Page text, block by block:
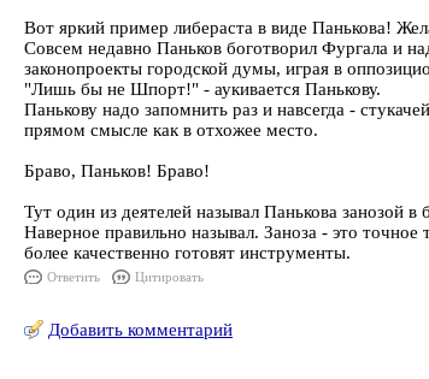
Вот яркий пример либераста в виде Панькова!
Совсем недавно Паньков боготворил Фургала и
законопроекты городской думы, играя в
"Лишь бы не Шпорт!" - аукивается Панькову.
Панькову надо запомнить раз и навсегда -
прямом смысле как в отхожее место.
Браво, Паньков! Браво!
Тут один из деятелей называл Панькова занозой в
Наверное правильно называл. Заноза - это
более качественно готовят инструменты.
Ответить Цитировать
Добавить комментарий